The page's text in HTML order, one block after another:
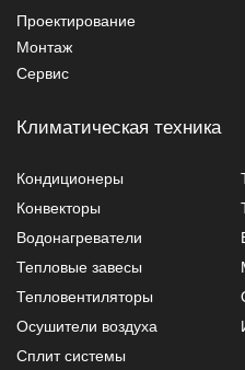
Проектирование
Монтаж
Сервис
Климатическая техника
Кондиционеры
Конвекторы
Водонагреватели
Тепловые завесы
Тепловентиляторы
Осушители воздуха
Сплит системы